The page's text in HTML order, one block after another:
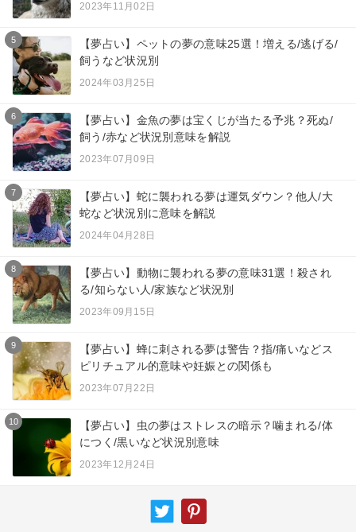
2023年11月02日
5
【夢占い】ペットの夢の意味25選！増える/逃げる/
飼うなど状況別
2024年03月25日
6
【夢占い】金魚の夢は宝くじが当たる予兆？死ぬ/
飼う/赤など状況別意味を解説
2023年07月09日
7
【夢占い】蛇に襲われる夢は運気ダウン？他人/大
蛇など状況別に意味を解説
2024年04月28日
8
【夢占い】動物に襲われる夢の意味31選！殺され
る/知らない人/家族など状況別
2023年09月15日
9
【夢占い】蜂に刺される夢は警告？指/痛いなどス
ピリチュアル的意味や妊娠との関係も
2023年07月22日
10
【夢占い】虫の夢はストレスの暗示？噛まれる/体
につく/黒いなど状況別意味
2023年12月24日